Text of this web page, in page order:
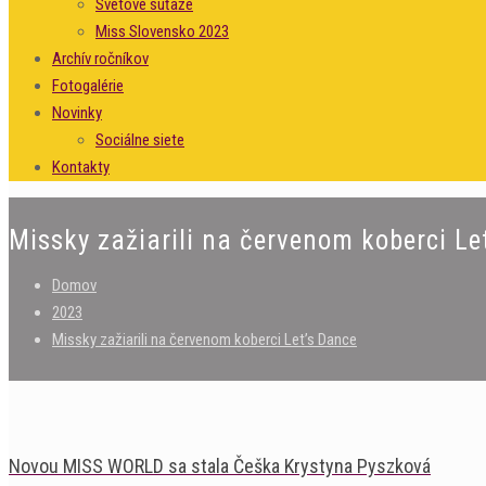
Svetové súťaže
Miss Slovensko 2023
Archív ročníkov
Fotogalérie
Novinky
Sociálne siete
Kontakty
Missky zažiarili na červenom koberci
Domov
2023
Missky zažiarili na červenom koberci Let’s Dance
Novou MISS WORLD sa stala Češka Krystyna Pyszková